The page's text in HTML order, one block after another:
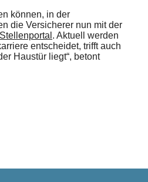
können, in der
die Versicherer nun mit der
. Aktuell werden
entscheidet, trifft auch
Haustür liegt“, betont